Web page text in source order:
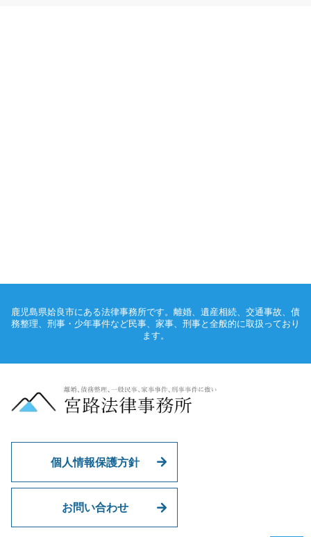
鹿児島県姶良市にある法律事務所です。離婚、遺産相続、交通事故、債
務整理、刑事・少年事件など民事、家事、刑事と全般的に取扱っており
ます。
個人情報保護方針
お問い合わせ